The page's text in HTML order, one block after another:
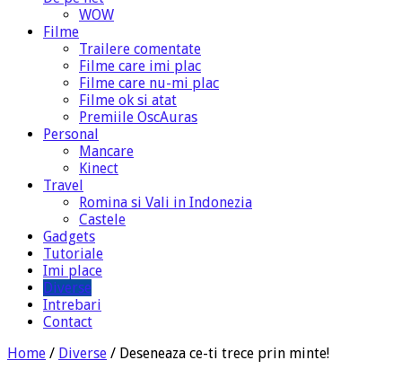
WOW
Filme
Trailere comentate
Filme care imi plac
Filme care nu-mi plac
Filme ok si atat
Premiile OscAuras
Personal
Mancare
Kinect
Travel
Romina si Vali in Indonezia
Castele
Gadgets
Tutoriale
Imi place
Diverse
Intrebari
Contact
Home / Diverse / Deseneaza ce-ti trece prin minte!